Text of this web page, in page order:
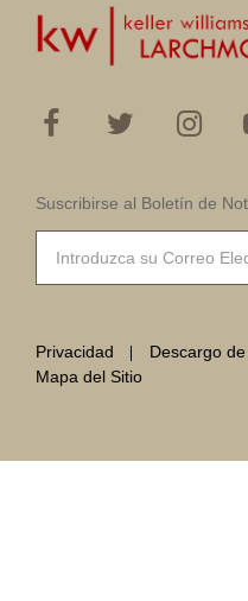
Suscribirse al Boletín de
Privacidad
Descargo
Mapa del Sitio